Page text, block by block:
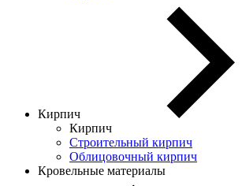
Кирпич
Кирпич
Строительный кирпич
Облицовочный кирпич
Кровельные материалы